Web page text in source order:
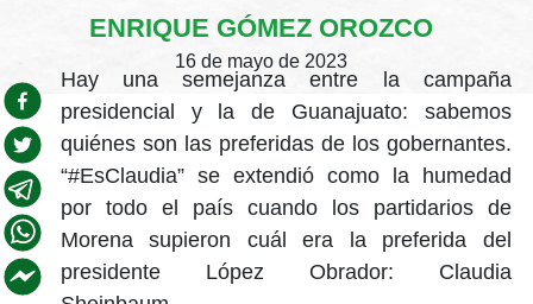
ENRIQUE GÓMEZ OROZCO
16 de mayo de 2023
Hay una semejanza entre la campaña
presidencial y la de Guanajuato: sabemos
quiénes son las preferidas de los gobernantes.
“#EsClaudia” se extendió como la humedad
por todo el país cuando los partidarios de
Morena supieron cuál era la preferida del
presidente López Obrador: Claudia